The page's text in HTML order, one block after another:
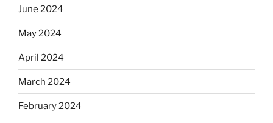
June 2024
May 2024
April 2024
March 2024
February 2024